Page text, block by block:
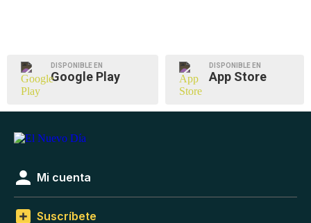
DISPONIBLE EN
Google Play
DISPONIBLE EN
App Store
Mi cuenta
Suscríbete